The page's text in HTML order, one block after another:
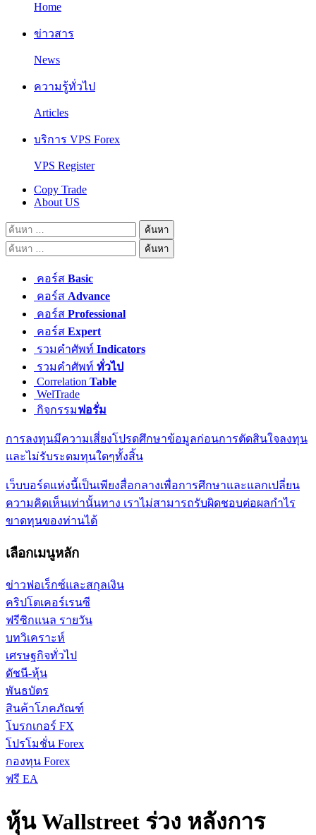
Home
ข่าวสาร
News
ความรู้ทั่วไป
Articles
บริการ VPS Forex
VPS Register
Copy Trade
About US
ค้นหา
สำหรับ:
ค้นหา
คอร์ส Basic
คอร์ส Advance
คอร์ส Professional
คอร์ส Expert
รวมคำศัพท์ Indicators
รวมคำศัพท์ ทั่วไป
Correlation Table
WelTrade
กิจกรรมฟอรั่ม
การลงทุนมีความเสี่ยงโปรดศึกษาข้อมูลก่อนการตัดสินใจลงทุน
และไม่รับระดมทุนใดๆทั้งสิ้น
เว็บบอร์ดแห่งนี้เป็นเพียงสื่อกลางเพื่อการศึกษาและแลกเปลี่ยน
ความคิดเห็นเท่านั้นทาง เราไม่สามารถรับผิดชอบต่อผลกำไร
ขาดทุนของท่านได้
เลือกเมนูหลัก
ข่าวฟอเร็กซ์และสกุลเงิน
คริปโตเคอร์เรนซี
ฟรีซิกแนล รายวัน
บทวิเคราะห์
เศรษฐกิจทั่วไป
ดัชนี-หุ้น
พันธบัตร
สินค้าโภคภัณฑ์
โบรกเกอร์ FX
โปรโมชั่น Forex
กองทุน Forex
ฟรี EA
หุ้น Wallstreet ร่วง หลังการ